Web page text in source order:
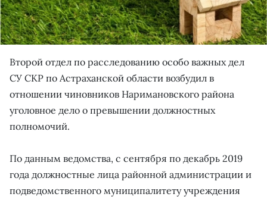
Второй отдел по расследованию особо важных дел
СУ СКР по Астраханской области возбудил в
отношении чиновников Наримановского района
уголовное дело о превышении должностных
полномочий.
По данным ведомства, с сентября по декабрь 2019
года должностные лица районной администрации и
подведомственного муниципалитету учреждения